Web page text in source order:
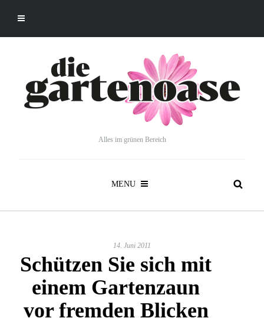
Alles im grünen Bereich
MENU
14. Juni 2011
Schützen Sie sich mit
einem Gartenzaun
vor fremden Blicken